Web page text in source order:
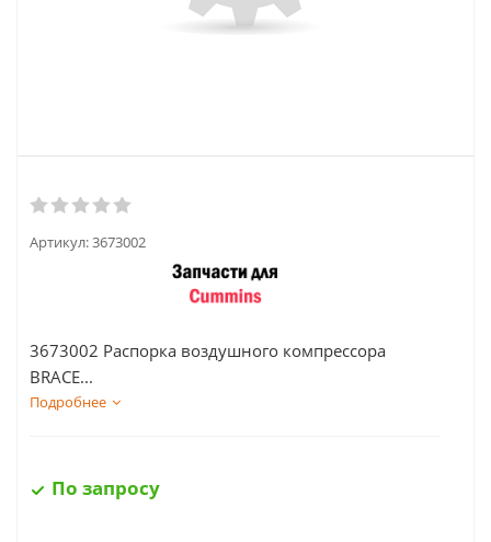
Артикул:3673002
3673002 Распорка воздушного компрессора
BRACE...
Подробнее
По запросу